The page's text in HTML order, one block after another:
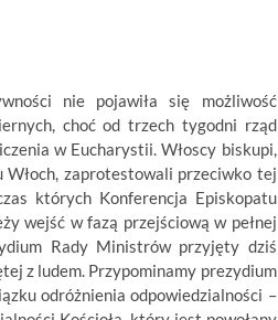
nie pojawiła się możliwość
choć od trzech tygodni rząd
w Eucharystii. Włoscy biskupi,
zaprotestowali przeciwko tej
których Konferencja Episkopatu
wejść w fazą przejściową w pełnej
Rady Ministrów przyjęty dziś
z ludem. Przypominamy prezydium
odróżnienia odpowiedzialności –